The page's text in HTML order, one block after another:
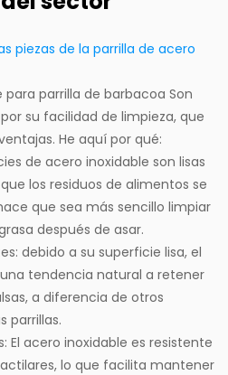
piezas de la parrilla de acero
para parrilla de barbacoa Son
su facilidad de limpieza, que
He aquí por qué:
de acero inoxidable son lisas
los residuos de alimentos se
que sea más sencillo limpiar
después de asar.
debido a su superficie lisa, el
tendencia natural a retener
a diferencia de otros
parrillas.
El acero inoxidable es resistente
lo que facilita mantener